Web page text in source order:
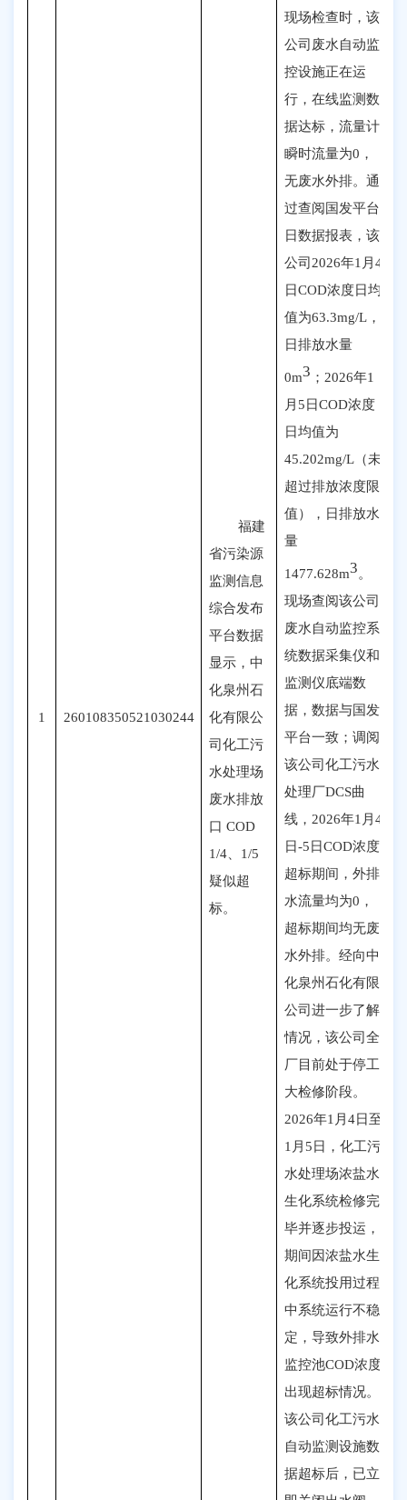
1 260108350521030244
福建
省污染源
监测信息
综合发布
平台数据
显示，中
化泉州石
化有限公
司化工污
水处理场
废水排放
口 COD
1/4、1/5
疑似超
标。
现场检查时，该
公司废水自动监
控设施正在运
行，在线监测数
据达标，流量计
瞬时流量为0，
无废水外排。通
过查阅国发平台
日数据报表，该
公司2026年1月4
日COD浓度日均
值为63.3mg/L，
日排放水量
0m3 ；2026年1
月5日COD浓度
日均值为
45.202mg/L（未
超过排放浓度限
值），日排放水
量
1477.628m3。
现场查阅该公司
废水自动监控系
统数据采集仪和
监测仪底端数
据，数据与国发
平台一致；调阅
该公司化工污水
处理厂DCS曲
线，2026年1月4
日-5日COD浓度
超标期间，外排
水流量均为0，
超标期间均无废
水外排。经向中
化泉州石化有限
公司进一步了解
情况，该公司全
厂目前处于停工
大检修阶段。
2026年1月4日至
1月5日，化工污
水处理场浓盐水
生化系统检修完
毕并逐步投运，
期间因浓盐水生
化系统投用过程
中系统运行不稳
定，导致外排水
监控池COD浓度
出现超标情况。
该公司化工污水
自动监测设施数
据超标后，已立